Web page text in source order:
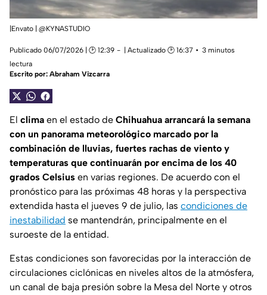
|Envato | @KYNASTUDIO
Publicado 06/07/2026 | 🕑 12:39 | Actualizado 🕑 16:37
3 minutos
lectura
Escrito por: Abraham Vizcarra
El clima en el estado de Chihuahua arrancará la semana
con un panorama meteorológico marcado por la
combinación de lluvias, fuertes rachas de viento y
temperaturas que continuarán por encima de los 40
grados Celsius en varias regiones. De acuerdo con el
pronóstico para las próximas 48 horas y la perspectiva
extendida hasta el jueves 9 de julio, las condiciones de
inestabilidad se mantendrán, principalmente en el
suroeste de la entidad.
Estas condiciones son favorecidas por la interacción de
circulaciones ciclónicas en niveles altos de la atmósfera,
un canal de baja presión sobre la Mesa del Norte y otros